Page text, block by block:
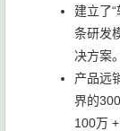
建立了
条研发
决方案。
产品远
界的
100万 +